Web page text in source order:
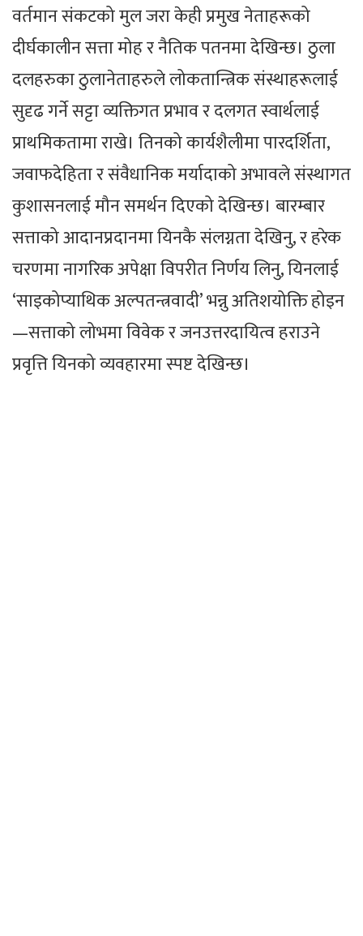
वर्तमान संकटको मुल जरा केही प्रमुख नेताहरूको
दीर्घकालीन सत्ता मोह र नैतिक पतनमा देखिन्छ। ठुला
दलहरुका ठुलानेताहरुले लोकतान्त्रिक संस्थाहरूलाई
सुदृढ गर्ने सट्टा व्यक्तिगत प्रभाव र दलगत स्वार्थलाई
प्राथमिकतामा राखे। तिनको कार्यशैलीमा पारदर्शिता,
जवाफदेहिता र संवैधानिक मर्यादाको अभावले संस्थागत
कुशासनलाई मौन समर्थन दिएको देखिन्छ। बारम्बार
सत्ताको आदानप्रदानमा यिनकै संलग्नता देखिनु, र हरेक
चरणमा नागरिक अपेक्षा विपरीत निर्णय लिनु, यिनलाई
‘साइकोप्याथिक अल्पतन्त्रवादी’ भन्नु अतिशयोक्ति होइन
—सत्ताको लोभमा विवेक र जनउत्तरदायित्व हराउने
प्रवृत्ति यिनको व्यवहारमा स्पष्ट देखिन्छ।